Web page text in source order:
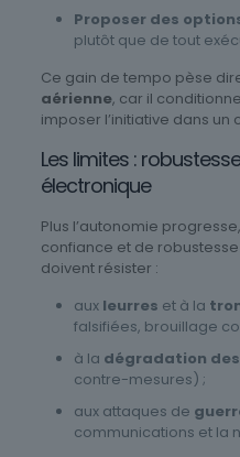
Proposer des
plutôt que de tout
Ce gain de tempo pèse
aérienne, car il
imposer l’initiative dans un
Les limites :
électronique
Plus l’autonomie
confiance et de
doivent résister :
aux leurres et à la
falsifiées, brouillage
à la dégradation
contre-mesures) ;
aux attaques de
communications et la